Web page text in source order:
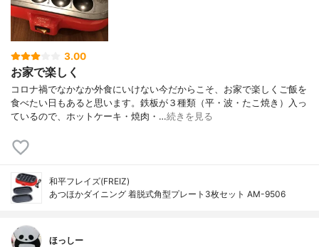
3.00
お家で楽しく
コロナ禍でなかなか外食にいけない今だからこそ、お家で楽しくご飯を
食べたい日もあると思います。鉄板が３種類（平・波・たこ焼き）入っ
ているので、ホットケーキ・焼肉・…続きを見る
和平フレイズ(FREIZ)
あつほかダイニング 着脱式角型プレート3枚セット AM-9506
ほっしー